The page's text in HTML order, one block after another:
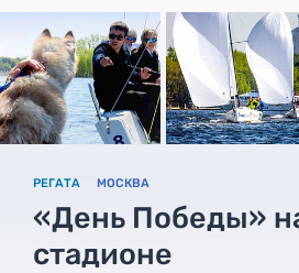
РЕГАТА МОСКВА
«День Победы»
стадионе